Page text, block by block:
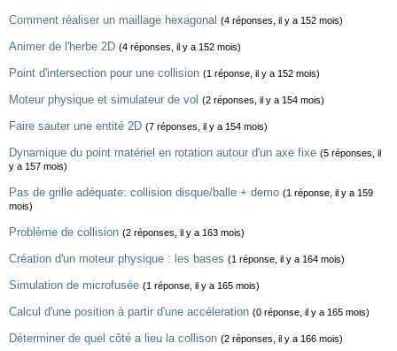
Comment réaliser un maillage hexagonal (4 réponses, il y a 152 mois)
Animer de l'herbe 2D (4 réponses, il y a 152 mois)
Point d'intersection pour une collision (1 réponse, il y a 152 mois)
Moteur physique et simulateur de vol (2 réponses, il y a 154 mois)
Faire sauter une entité 2D (7 réponses, il y a 154 mois)
Dynamique du point matériel en rotation autour d'un axe fixe (5 réponses, il
y a 157 mois)
Pas de grille adéquate: collision disque/balle + demo (1 réponse, il y a 159
mois)
Problème de collision (2 réponses, il y a 163 mois)
Création d'un moteur physique : les bases (1 réponse, il y a 164 mois)
Simulation de microfusée (1 réponse, il y a 165 mois)
Calcul d'une position à partir d'une accéleration (0 réponse, il y a 165 mois)
Déterminer de quel côté a lieu la collison (2 réponses, il y a 166 mois)